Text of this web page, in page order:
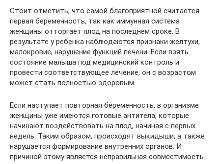
Стоит отметить, что самой благоприятной считается
первая беременность, так как иммунная система
женщины отторгает плод на последнем сроке. В
результате у ребенка наблюдаются признаки желтухи,
малокровие, нарушение функций печени. Если взять
состояние малыша под медицинский контроль и
провести соответствующее лечение, он с возрастом
может стать полностью здоровым.
Если наступает повторная беременность, в организме
женщины уже имеются готовые антитела, которые
начинают воздействовать на плод, начиная с первых
недель. Таким образом, происходят выкидыши, а также
нарушается формирование внутренних органов. И
причиной этому является неправильная совместимость.